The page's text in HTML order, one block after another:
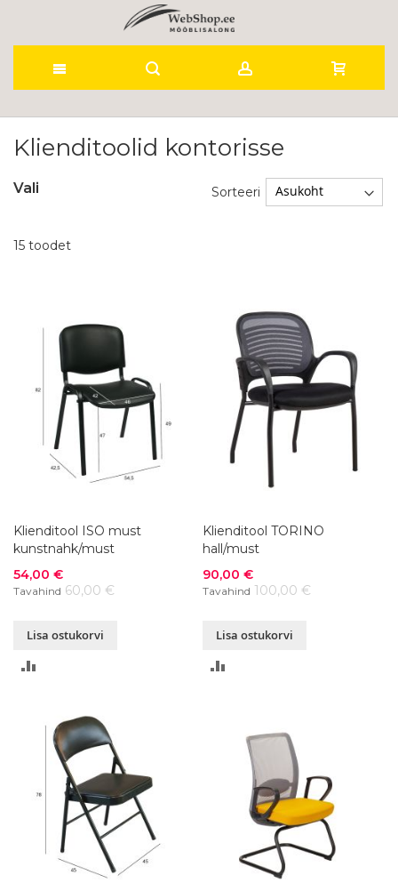
toKlienditoolid kontorisse
15 toodet
Sorteeri
Klienditool ISO must
kunstnahk/must
Soodushind
54,00 €
Tavahind 60,00 €
Lisa ostukorvi
Klienditool TORINO
hall/must
Soodushind
90,00 €
Tavahind 100,00 €
Lisa ostukorvi
Vali